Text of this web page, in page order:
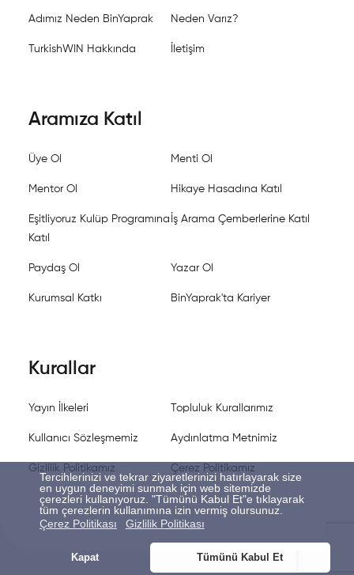
Tercihlerinizi ve tekrar ziyaretlerinizi hatırlayarak size
en uygun deneyimi sunmak için web sitemizde
çerezleri kullanıyoruz. "Tümünü Kabul Et"e tıklayarak
tüm çerezlerin kullanımına izin vermiş olursunuz.
Çerez Politikası
Gizlilik Politikası
Kapat Tümünü Kabul Et
Adımız Neden BinYaprak Neden Varız?
TurkishWIN Hakkında İletişim
Aramıza Katıl
Üye Ol Menti Ol
Mentor Ol Hikaye Hasadına Katıl
Eşitliyoruz Kulüp Programına
Katıl
İş Arama Çemberlerine Katıl
Paydaş Ol Yazar Ol
Kurumsal Katkı BinYaprak'ta Kariyer
Kurallar
Yayın İlkeleri Topluluk Kurallarımız
Kullanıcı Sözleşmemiz Aydınlatma Metnimiz
Gizlilik Politikamız Çerez Politikamız